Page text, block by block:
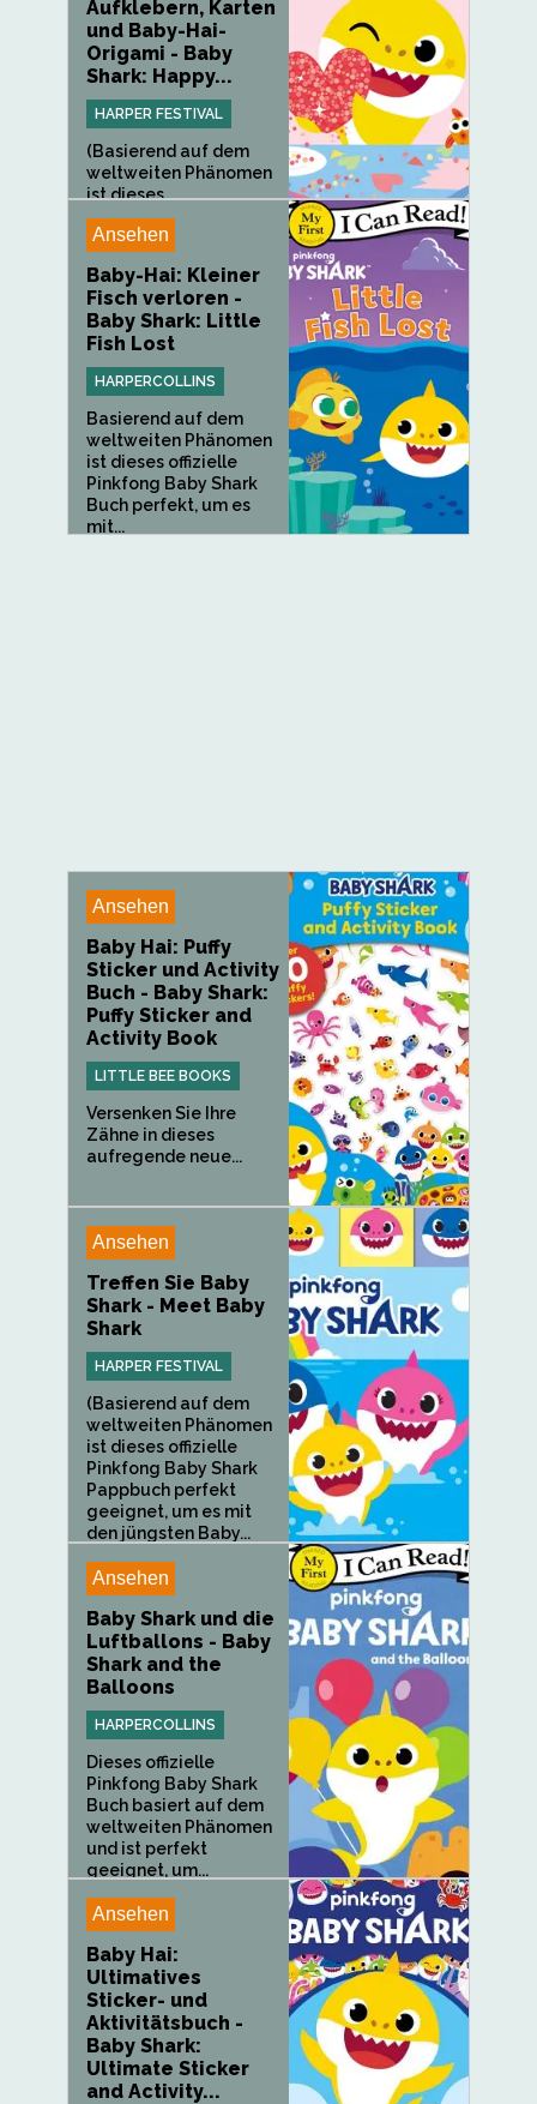
Aufklebern, Karten
und Baby-Hai-
Origami - Baby
Shark: Happy...
HARPER FESTIVAL
(Basierend auf dem
weltweiten Phänomen
ist dieses...
Ansehen
Baby-Hai: Kleiner
Fisch verloren -
Baby Shark: Little
Fish Lost
HARPERCOLLINS
Basierend auf dem
weltweiten Phänomen
ist dieses offizielle
Pinkfong Baby Shark
Buch perfekt, um es
mit...
Ansehen
Baby Hai: Puffy
Sticker und Activity
Buch - Baby Shark:
Puffy Sticker and
Activity Book
LITTLE BEE BOOKS
Versenken Sie Ihre
Zähne in dieses
aufregende neue...
Ansehen
Treffen Sie Baby
Shark - Meet Baby
Shark
HARPER FESTIVAL
(Basierend auf dem
weltweiten Phänomen
ist dieses offizielle
Pinkfong Baby Shark
Pappbuch perfekt
geeignet, um es mit
den jüngsten Baby...
Ansehen
Baby Shark und die
Luftballons - Baby
Shark and the
Balloons
HARPERCOLLINS
Dieses offizielle
Pinkfong Baby Shark
Buch basiert auf dem
weltweiten Phänomen
und ist perfekt
geeignet, um...
Ansehen
Baby Hai:
Ultimatives
Sticker- und
Aktivitätsbuch -
Baby Shark:
Ultimate Sticker
and Activity...